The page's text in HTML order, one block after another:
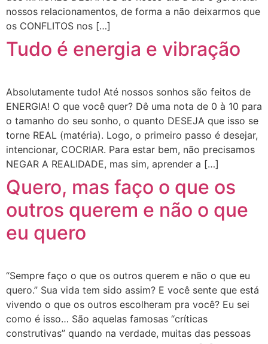
nossos relacionamentos, de forma a não deixarmos que
os CONFLITOS nos […]
Tudo é energia e vibração
Absolutamente tudo! Até nossos sonhos são feitos de
ENERGIA! O que você quer? Dê uma nota de 0 à 10 para
o tamanho do seu sonho, o quanto DESEJA que isso se
torne REAL (matéria). Logo, o primeiro passo é desejar,
intencionar, COCRIAR. Para estar bem, não precisamos
NEGAR A REALIDADE, mas sim, aprender a […]
Quero, mas faço o que os
outros querem e não o que
eu quero
“Sempre faço o que os outros querem e não o que eu
quero.” Sua vida tem sido assim? E você sente que está
vivendo o que os outros escolheram pra você? Eu sei
como é isso… São aquelas famosas “críticas
construtivas” quando na verdade, muitas das pessoas